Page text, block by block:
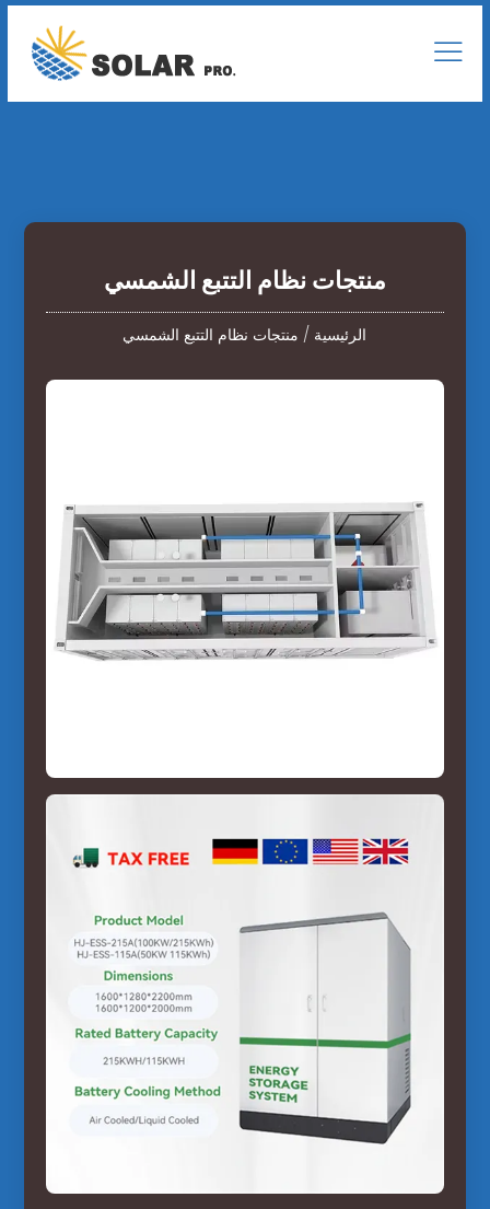
منتجات نظام التتبع الشمسي
الرئيسية / منتجات نظام التتبع الشمسي